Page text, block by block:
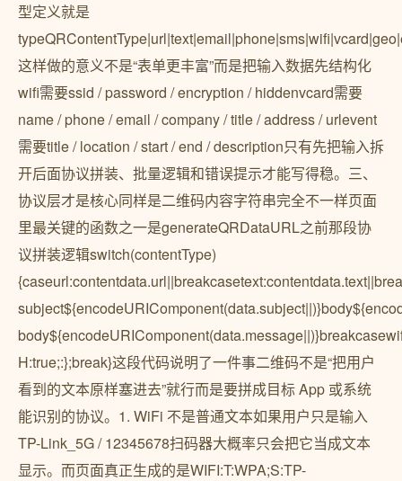
型定义就是
这样做的意义不是“表单更丰富”而是把输入数据先结构化
wifi需要ssid / password / encryption / hiddenvcard需要
name / phone / email / company / title / address / urlevent
需要title / location / start / end / description只有先把输入拆
开后面协议拼装、批量逻辑和错误提示才能写得稳。三、
协议层才是核心同样是二维码内容字符串完全不一样页面
里最关键的函数之一是generateQRDataURL之前那段协
议拼装逻辑switch(contentType)
H:true;:};break}这段代码说明了一件事二维码不是“把用户
看到的文本原样塞进去”就行而是要拼成目标 App 或系统
能识别的协议。1. WiFi 不是普通文本如果用户只是输入
TP-Link_5G / 12345678扫码器大概率只会把它当成文本
显示。而页面真正生成的是WIFI:T:WPA;S:TP-